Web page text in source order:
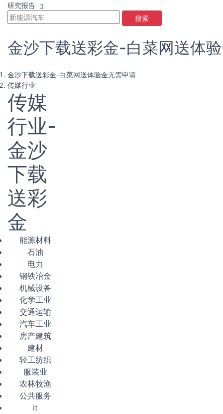
研究报告
搜索
金沙下载送彩金-白菜网送体
金沙下载送彩金-白菜网送体验金无需申请
传媒行业
传媒
行业-
金沙
下载
送彩
金
能源材料
石油
电力
钢铁冶金
机械设备
化学工业
交通运输
汽车工业
房产建筑
建材
轻工纺织
服装业
农林牧渔
公共服务
it